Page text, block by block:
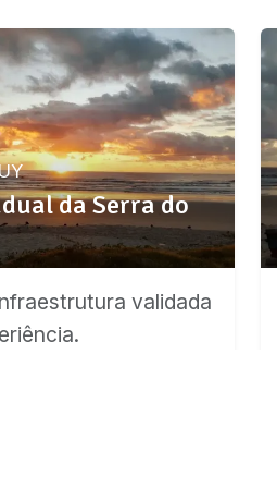
da Serra do
validada